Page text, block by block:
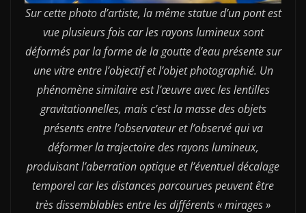
Sur cette photo d’artiste, la même statue d’un pont est
vue plusieurs fois car les rayons lumineux sont
déformés par la forme de la goutte d’eau présente sur
une vitre entre l’objectif et l’objet photographié. Un
phénomène similaire est l’œuvre avec les lentilles
gravitationnelles, mais c’est la masse des objets
présents entre l’observateur et l’observé qui va
déformer la trajectoire des rayons lumineux,
produisant l’aberration optique et l’éventuel décalage
temporel car les distances parcourues peuvent être
très dissemblables entre les différents « mirages »